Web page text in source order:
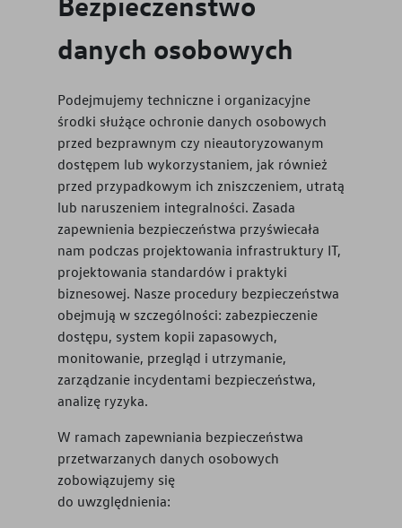
danych osobowych
Podejmujemy techniczne i organizacyjne
środki służące ochronie danych osobowych
przed bezprawnym czy nieautoryzowanym
dostępem lub wykorzystaniem, jak również
przed przypadkowym ich zniszczeniem, utratą
lub naruszeniem integralności. Zasada
zapewnienia bezpieczeństwa przyświecała
nam podczas projektowania infrastruktury IT,
projektowania standardów i praktyki
biznesowej. Nasze procedury bezpieczeństwa
obejmują w szczególności: zabezpieczenie
dostępu, system kopii zapasowych,
monitowanie, przegląd i utrzymanie,
zarządzanie incydentami bezpieczeństwa,
analizę ryzyka.
W ramach zapewniania bezpieczeństwa
przetwarzanych danych osobowych
zobowiązujemy się
do uwzględnienia: